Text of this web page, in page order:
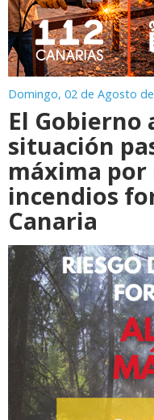
Domingo, 02 de Agosto
El Gobierno
situación
máxima por
incendios
Canaria